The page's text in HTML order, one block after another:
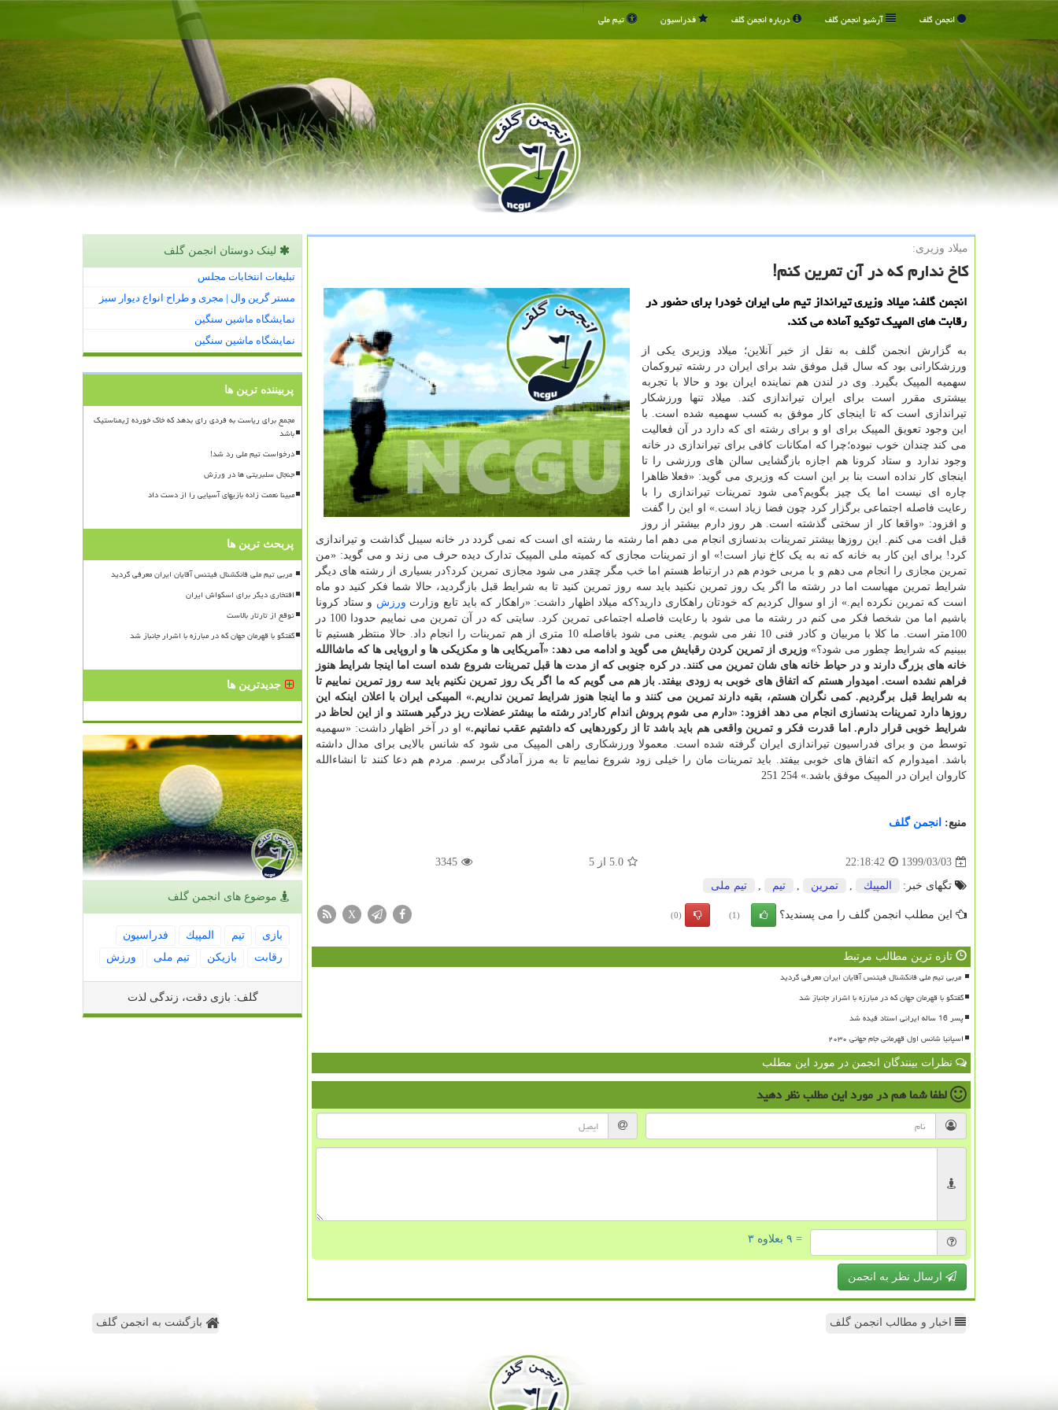
انجمن گلف آرشیو انجمن گلف درباره انجمن گلف فدراسیون تیم ملی
میلاد وزیری:
كاخ ندارم كه در آن تمرین كنم!
انجمن گلف: میلاد وزیری تیرانداز تیم ملی ایران خودرا برای حضور در
رقابت های المپیك توكیو آماده می كند.
به گزارش انجمن گلف به نقل از خبر آنلاین؛ میلاد وزیری یکی از
ورزشکارانی بود که سال قبل موفق شد برای ایران در رشته تیروکمان
سهمیه المپیک بگیرد. وی در لندن هم نماینده ایران بود و حالا با تجربه
بیشتری مقرر است برای ایران تیراندازی کند. میلاد تنها ورزشکار
تیراندازی است که تا اینجای کار موفق به کسب سهمیه شده است. با
این وجود تعویق المپیک برای او و برای رشته ای که دارد در آن فعالیت
می کند چندان خوب نبوده؛چرا که امکانات کافی برای تیراندازی در خانه
وجود ندارد و ستاد کرونا هم اجازه بازگشایی سالن های ورزشی را تا
اینجای کار نداده است بنا بر این است که وزیری می گوید: «فعلا ظاهرا
چاره ای نیست اما یک چیز بگویم؟می شود تمرینات تیراندازی را با
رعایت فاصله اجتماعی برگزار کرد چون فضا زیاد است.» او این را گفت
و افزود: «واقعا کار از سختی گذشته است. هر روز دارم بیشتر از روز
قبل افت می کنم. این روزها بیشتر تمرینات بدنسازی انجام می دهم اما رشته ما رشته ای است که نمی گردد در خانه سیبل گذاشت و تیراندازی
کرد! برای این کار به خانه که نه به یک کاخ نیاز است!» او از تمرینات مجازی که کمیته ملی المپیک تدارک دیده حرف می زند و می گوید: «من
تمرین مجازی را انجام می دهم و با مربی خودم هم در ارتباط هستم اما خب مگر چقدر می شود مجازی تمرین کرد؟در بسیاری از رشته های دیگر
شرایط تمرین مهیاست اما در رشته ما اگر یک روز تمرین نکنید باید سه روز تمرین کنید تا به شرایط قبل بازگردید، حالا شما فکر کنید دو ماه
است که تمرین نکرده ایم.» از او سوال کردیم که خودتان راهکاری دارید؟که میلاد اظهار داشت: «راهکار که باید تابع وزارت ورزش و ستاد کرونا
باشیم اما من شخصا فکر می کنم در رشته ما می شود با رعایت فاصله اجتماعی تمرین کرد. سایتی که در آن تمرین می نماییم حدودا 100 در
100متر است. ما کلا با مربیان و کادر فنی 10 نفر می شویم. یعنی می شود بافاصله 10 متری از هم تمرینات را انجام داد. حالا منتظر هستیم تا
ببینیم که شرایط چطور می شود؟» وزیری از تمرین کردن رقبایش می گوید و ادامه می دهد: «آمریکایی ها و مکزیکی ها و اروپایی ها که ماشاالله
خانه های بزرگ دارند و در حیاط خانه های شان تمرین می کنند. در کره جنوبی که از مدت ها قبل تمرینات شروع شده است اما اینجا شرایط هنوز
فراهم نشده است. امیدوار هستم که اتفاق های خوبی به زودی بیفتد. باز هم می گویم که ما اگر یک روز تمرین نکنیم باید سه روز تمرین نماییم تا
به شرایط قبل برگردیم. کمی نگران هستم، بقیه دارند تمرین می کنند و ما اینجا هنوز شرایط تمرین نداریم.»
المپیکی ایران با اعلان اینکه این
روزها دارد تمرینات بدنسازی انجام می دهد افزود: «دارم می شوم پروش اندام کار!در رشته ما بیشتر عضلات ریز درگیر هستند و از این لحاظ در
شرایط خوبی قرار دارم. اما قدرت فکر و تمرین واقعی هم باید باشد تا از رکوردهایی که داشتیم عقب نمانیم.» او در آخر اظهار داشت: «سهمیه
توسط من و برای فدراسیون تیراندازی ایران گرفته شده است. معمولا ورزشکاری راهی المپیک می شود که شانس بالایی برای مدال داشته
باشد. امیدوارم که اتفاق های خوبی بیفتد. باید تمرینات مان را خیلی زود شروع نماییم تا به مرز آمادگی برسم. مردم هم دعا کنند تا انشاءالله
کاروان ایران در المپیک موفق باشد.» 254 251
منبع: انجمن گلف
1399/03/03
22:18:42
5.0 از5
3345
تگهای خبر: المپیك , تمرین , تیم , تیم ملی
این مطلب انجمن گلف را می پسندید؟ (1)
(0)
X
تازه ترین مطالب مرتبط
گفتگو با قهرمان جهان که در مبارزه با اشرار جانباز شد
پسر 16 ساله ایرانی استاد فیده شد
اسپانیا شانس اول قهرمانی جام جهانی ۲۰۳۰
نظرات بینندگان انجمن در مورد این مطلب
لطفا شما همدر مورد این مطلبنظر دهید
= ۹ بعلاوه ۳
ارسال نظر به انجمن
لینک دوستان انجمن گلف
تبلیغات انتخابات مجلس
مستر گرین وال | مجری و طراح انواع دیوار سبز
نمایشگاه ماشین سنگین
نمایشگاه ماشین سنگین
پربیننده ترین ها
مجمع برای ریاست به فردی رای بدهد که خاک خورده ژیمناستیک
باشد
درخواست تیم ملی رد شد!
جنجال سلبریتی ها در ورزش
مبینا نعمت زاده بازیهای آسیایی را از دست داد
پربحث ترین ها
افتخاری دیگر برای اسکواش ایران
توقع از تارتار بالاست
گفتگو با قهرمان جهان که در مبارزه با اشرار جانباز شد
جدیدترین ها
موضوع های انجمن گلف
بازی تیم المپیك
فدراسیون
رقابت
بازیكن تیم ملی ورزش
گلف: بازی دقت، زندگی لذت
اخبار و مطالب انجمن گلف بازگشت به انجمن گلف